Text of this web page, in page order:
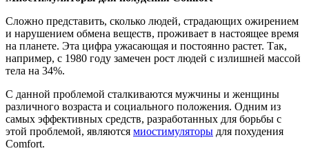
Сложно представить, сколько людей, страдающих ожирением
и нарушением обмена веществ, проживает в настоящее время
на планете. Эта цифра ужасающая и постоянно растет. Так,
например, с 1980 году замечен рост людей с излишней массой
тела на 34%.
С данной проблемой сталкиваются мужчины и женщины
различного возраста и социального положения. Одним из
самых эффективных средств, разработанных для борьбы с
этой проблемой, являются миостимуляторы для похудения
Comfort.